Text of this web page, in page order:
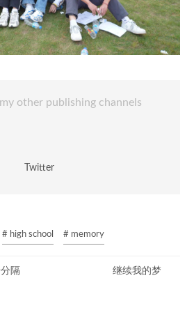
other publishing channels
Twitter
# high school # memory
隔 继续我的梦